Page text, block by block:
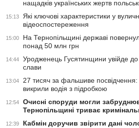
нащадків українських жертв
15:13
Які ключові характеристики у
відеоспостереження
15:00
На Тернопільщині державі
понад 50 млн грн
14:44
Уродженець Гусятинщини увійде до
слави
13:04
27 тисяч за фальшиве посвідчення:
викрили водія з підробкою
12:54
Очисні споруди могли
Тернопільщині триває
12:39 Кабмін доручив звірити дані